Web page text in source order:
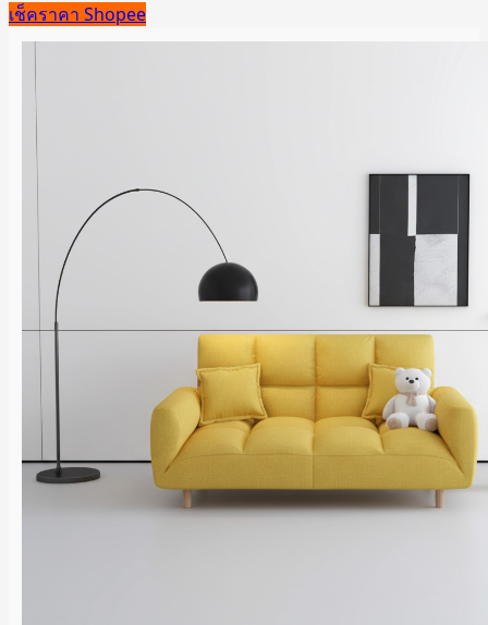
เช็คราคา Shopee